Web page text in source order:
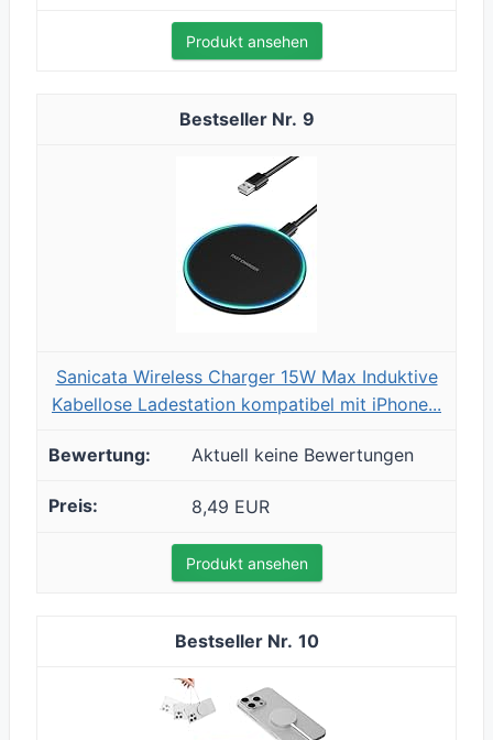
Produkt ansehen
9
Sanicata Wireless Charger 15W Max Induktive
Kabellose Ladestation kompatibel mit iPhone...
Aktuell keine Bewertungen
8,49 EUR
Produkt ansehen
10